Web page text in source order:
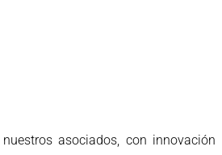
asociados, con innovación